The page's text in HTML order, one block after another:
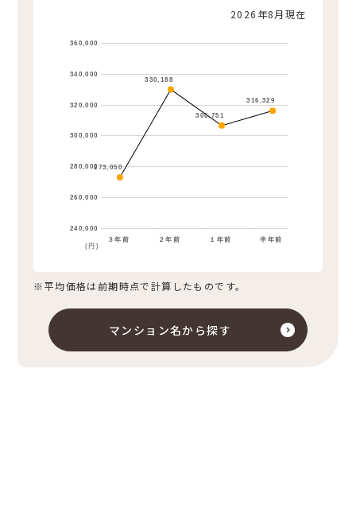
2026年8月現在
３年前 ２年前 １年前 半年前
240,000
260,000
280,000
300,000
320,000
340,000
360,000
273,050
330,188
306,751
316,329
(円)
※平均価格は前期時点で計算したものです。
マンション名から探す